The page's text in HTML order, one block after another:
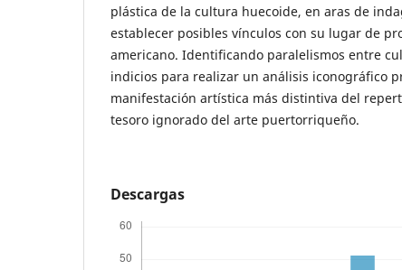
plástica de la cultura huecoide, en aras de
establecer posibles vínculos con su lugar de
americano. Identificando paralelismos entre
indicios para realizar un análisis iconográfico
manifestación artística más distintiva del
tesoro ignorado del arte puertorriqueño.
Descargas